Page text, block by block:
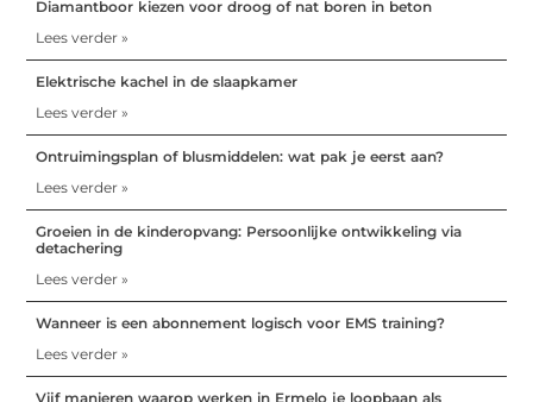
Diamantboor kiezen voor droog of nat boren in beton
Lees verder »
Elektrische kachel in de slaapkamer
Lees verder »
Ontruimingsplan of blusmiddelen: wat pak je eerst aan?
Lees verder »
Groeien in de kinderopvang: Persoonlijke ontwikkeling via
detachering
Lees verder »
Wanneer is een abonnement logisch voor EMS training?
Lees verder »
Vijf manieren waarop werken in Ermelo je loopbaan als